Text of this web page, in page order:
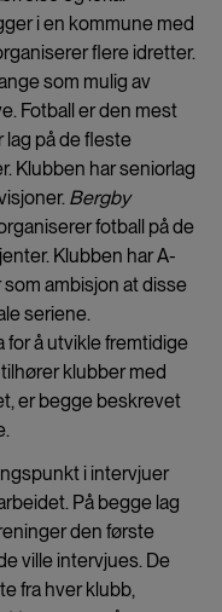
i en kommune med
flere idretter.
som mulig av
Fotball er den mest
på de fleste
Klubben har seniorlag
Bergby
fotball på de
Klubben har A-
ambisjon at disse
seriene.
for å utvikle fremtidige
klubber med
er begge beskrevet
i intervjuer
På begge lag
den første
ville intervjues. De
fra hver klubb,